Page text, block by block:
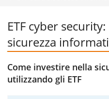
ETF cyber
sicurezza
Come investire nella
utilizzando gli ETF